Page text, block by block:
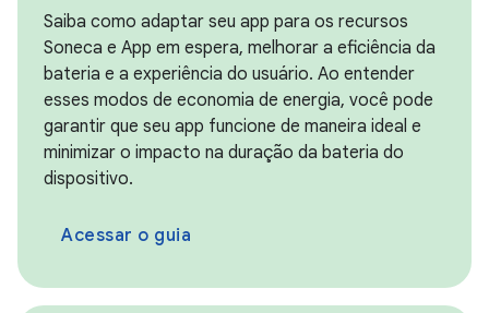
Saiba como adaptar seu app para os recursos
Soneca e App em espera, melhorar a eficiência da
bateria e a experiência do usuário. Ao entender
esses modos de economia de energia, você pode
garantir que seu app funcione de maneira ideal e
minimizar o impacto na duração da bateria do
dispositivo.
Acessar o guia